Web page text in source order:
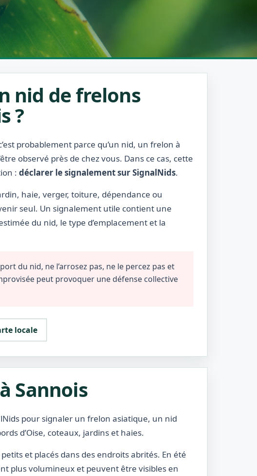
nid de frelons
?
probablement parce qu’un nid, un frelon à
observé près de chez vous. Dans ce cas, cette
: déclarer le signalement sur SignalNids.
haie, verger, toiture, dépendance ou
seul. Un signalement utile contient une
du nid, le type d’emplacement et la
du nid, ne l’arrosez pas, ne le percez pas et
peut provoquer une défense collective
locale
Sannois
pour signaler un frelon asiatique, un nid
d’Oise, coteaux, jardins et haies.
et placés dans des endroits abrités. En été
plus volumineux et peuvent être visibles en